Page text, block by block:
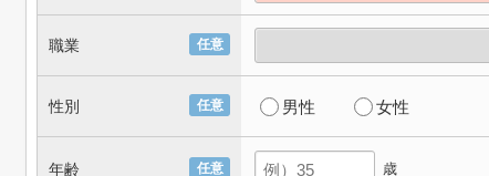
任意
職業
任意
性別 男性 女性
任意
年齢 歳